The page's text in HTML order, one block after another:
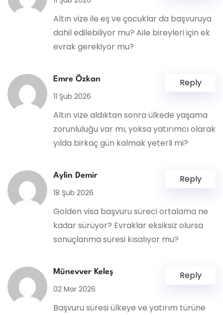
Altın vize ile eş ve çocuklar da başvuruya
dahil edilebiliyor mu? Aile bireyleri için ek
evrak gerekiyor mu?
Emre Özkan
11 Şub 2026
Altın vize aldıktan sonra ülkede yaşama
zorunluluğu var mı, yoksa yatırımcı olarak
yılda birkaç gün kalmak yeterli mi?
Reply
Aylin Demir
18 Şub 2026
Golden visa başvuru süreci ortalama ne
kadar sürüyor? Evraklar eksiksiz olursa
sonuçlanma süresi kısalıyor mu?
Reply
Münevver Keleş
02 Mar 2026
Başvuru süresi ülkeye ve yatırım türüne
Reply